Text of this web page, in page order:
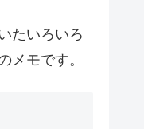
たいろいろ
メモです。